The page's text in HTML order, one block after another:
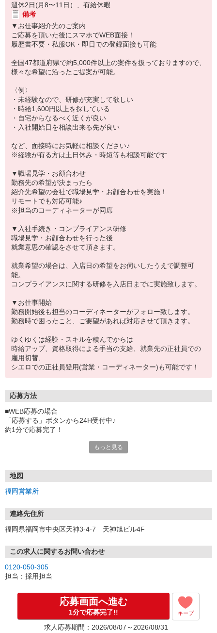
週休2日(月8〜11日）、有給休暇
備考
▼お仕事紹介先のご案内
ご応募を頂いた後にスマホでWEB面接！
履歴書不要・私服OK・即日での登録面接も可能
全国47都道府県で約5,000件以上の案件を扱っておりますので、
様々な希望に沿ったご提案が可能。
〈例〉
・未経験なので、研修が充実して欲しい
・時給1,600円以上を探している
・自宅からなるべく近くが良い
・入社開始日を相談出来る先が良い
など、面接時にお気軽に相談ください♪
※経験が有る方は土日休み・時短等も相談可能です
▼職場見学・お顔合わせ
勤務先の希望が決まったら
紹介先希望の会社で職場見学・お顔合わせを実施！
リモートでも対応可能♪
※担当のコーディネーターが同席
▼入社手続き・コンプライアンス研修
職場見学・お顔合わせを行った後
就業意思の確認をさせて頂きます。
就業希望の場合は、入店日の希望をお伺いしたうえで調整可
能。
コンプライアンスに関する研修を入店日までに実施致します。
▼お仕事開始
勤務開始後も担当のコーディネーターがフォロー致します。
勤務時で困ったこと、ご要望があれば対応させて頂きます。
ゆくゆくは経験・スキルを積んでからは
時給アップ、資格取得による手当の支給、就業先の正社員での
雇用切替、
シエロでの正社員登用(営業・コーディネーター)も可能です！
応募方法
■WEB応募の場合
「応募する」ボタンから24H受付中♪
約1分で応募完了！
①応募から3営業日を目安に、メールorお電話でご連絡します。
★スマホでWEB面接（LINEなど）・出張面接・事務所面接と選べま
す
③面接実施（履歴書不要）
※ご希望があれば、職場見学の調整もOKです！
お気軽にご応募ください♪
もっと見る
地図
福岡営業所
連絡先住所
福岡県福岡市中央区天神3-4-7 天神旭ビル4F
この求人に関するお問い合わせ
0120-050-305
担当：採用担当
応募画面へ進む
1分で応募完了!! キープ
求人応募期間：2026/08/07～2026/08/31